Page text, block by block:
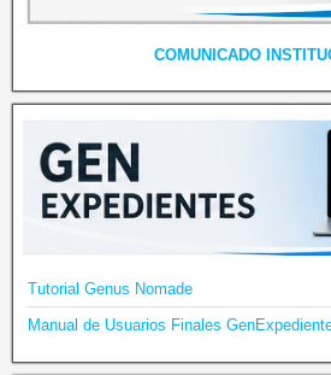
COMUNICADO
Tutorial Genus Nomade
Manual de Usuarios Finales